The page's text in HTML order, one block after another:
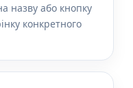
назву або кнопку
конкретного